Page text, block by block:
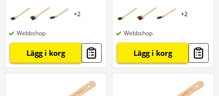
+2
Webbshop
Lägg i korg
+2
Webbshop
Lägg i korg